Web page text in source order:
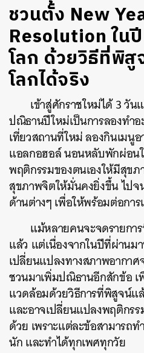
ชวนตั้ง New
Resolution ใน
โลก ด้วยวิธีที่พิสู
โลกได้จริง
เข้าสู่ศักราชใหม่ได้ 3 วั
ปณิธานปีใหม่เป็นการลองทำอ
เที่ยวสถานที่ใหม่ ลองกินเมนู
แอลกอฮอล์ นอนหลับพักผ่อน
พฤติกรรมของตนเองให้มีสุข
สุขภาพจิตให้มั่นคงยิ่งขึ้น ไป
ด้านต่างๆ เพื่อให้พร้อมต่อกา
แม้หลายคนจะจดรายกา
แล้ว แต่เนื่องจากในปีที่ผ่านม
เปลี่ยนแปลงทางสภาพอากาศ
ชวนมาเพิ่มปณิธานอีกสักข้อ เ
แวดล้อมด้วยวิธีการที่พิสูจน์แ
และอาจเปลี่ยนแปลงพฤติกร
ด้วย เพราะแต่ละข้อสามารถ
นัก และทำได้ทุกเพศทุกวัย